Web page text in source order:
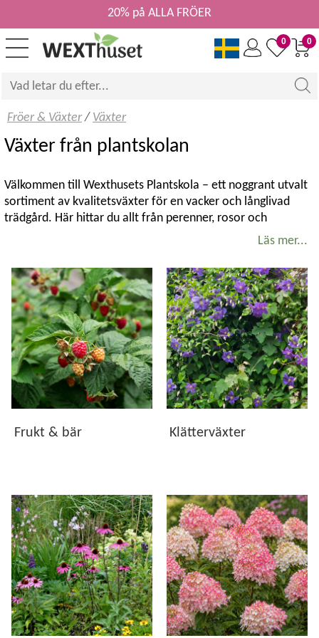
0
0
20% på ALLA FRÖER
Fröer & Växter/ Växter
Växter från plantskolan
Välkommen till Wexthusets Plantskola – ett noggrant utvalt
sortiment av kvalitetsväxter för en vacker och långlivad
trädgård. Här hittar du allt från perenner, rosor och
klätterväxter till prydnadsbuskar, prydnadsträd samt frukt-
kompletteras löpande med nya sorter och aktuella favoriter.
Kvalitetsväxter för svenska trädgårdar
Vi erbjuder växter som är utvalda för att trivas i svenska
odlingsförhållanden. Oavsett om du vill skapa en
blommande rabatt, plantera ett vackert träd, odla egna bär
eller låta klätterväxter rama in uteplatsen finns växter för
både små och stora trädgårdar. Hos oss hittar du växter
ledande växtleverantörer. Gemensamt är att de håller hög
kvalitet och är noggrant utvalda för att etablera sig väl och
utvecklas i svenska trädgårdar. I produktinformationen
hittar du råd om växtplats, härdighet, plantering och skötsel
för respektive växt.
Hitta rätt växter för din trädgård
Utforska våra underkategorier och upptäck växter som
Läs mer...
Frukt & bär Klätterväxter